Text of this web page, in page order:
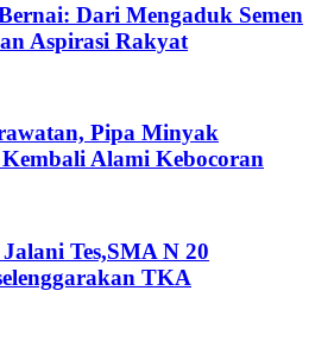
Dari Mengaduk Semen
Aspirasi Rakyat
Pipa Minyak
Alami Kebocoran
Tes,SMA N 20
TKA